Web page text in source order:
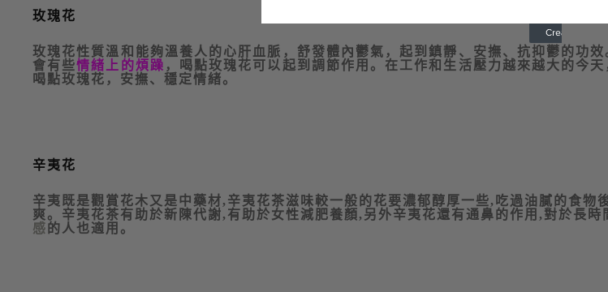
玫瑰花
玫瑰花性質溫和能夠溫養人的心肝血脈，舒發體內鬱氣，起到鎮靜、安撫、抗抑鬱的功
會有些情緒上的煩躁 ，喝點玫瑰花可以起到調節作用。在工作和生活壓力越來越大的今
喝點玫瑰花，安撫、穩定情緒。
辛夷花
辛夷既是觀賞花木又是中藥材, 辛夷花茶滋味較一般的花要濃郁醇厚一些, 吃過油膩的食物
爽。辛夷花茶有助於新陳代謝, 有助於女性減肥養顏, 另外辛夷花還有通鼻的作用 , 對於長時
感 的人也適用。